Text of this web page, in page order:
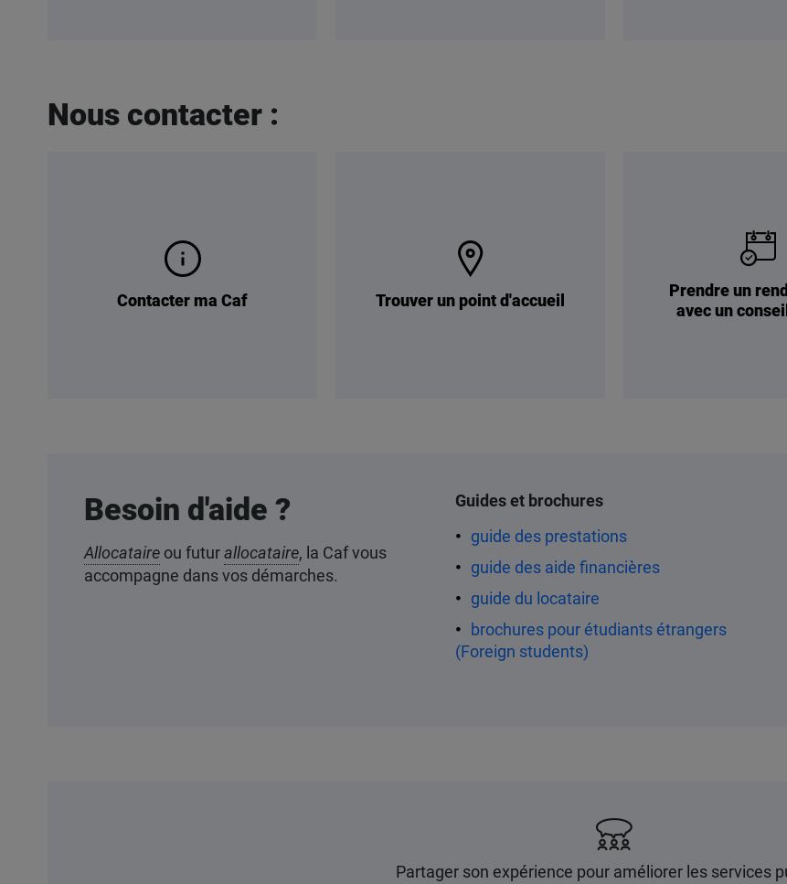
Nous contacter :
Contacter ma Caf Trouver un point d'accueil
Prendre un
avec un
Besoin d'aide ?
Allocataire ou futurallocataire, la Caf vous
accompagne dans vos démarches.
Contenu
Guides et brochures
guide des prestations
guide des aide financières
guide du locataire
brochures pour étudiants étrangers
(Foreign students)
Partager son expérience pour améliorer les services